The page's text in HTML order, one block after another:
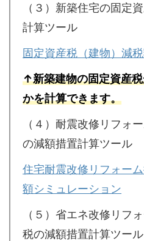
（３）新築住宅の固定
計算ツール
固定資産税（建物）減
↑新築建物の固定資産
かを計算できます。
（４）耐震改修リフォ
の減額措置計算ツール
住宅耐震改修リフォー
額シミュレーション
（５）省エネ改修リフ
税の減額措置計算ツール